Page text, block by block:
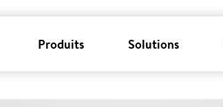
Produits Solutions